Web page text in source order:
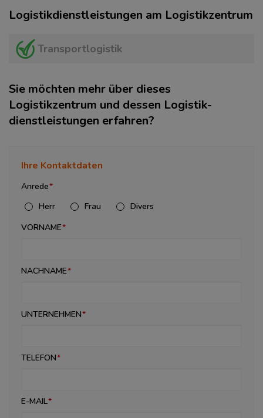
Logistikdienstleistungen am Logistikzentrum
Transportlogistik
Sie möchten mehr über dieses
Logistikzentrum und dessen Logistik­
dienstleistungen erfahren?
Ihre Kontaktdaten
Anrede
Herr
Frau
Divers
VORNAME
NACHNAME
UNTERNEHMEN
TELEFON
E-MAIL